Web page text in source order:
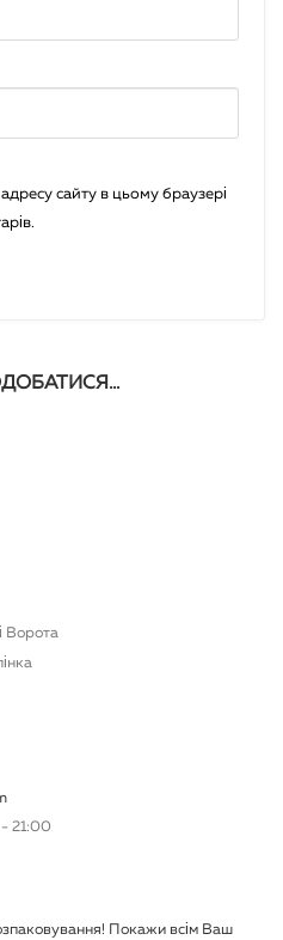
сайту в цьому браузері
Ворота
- 21:00
Покажи всім Ваш